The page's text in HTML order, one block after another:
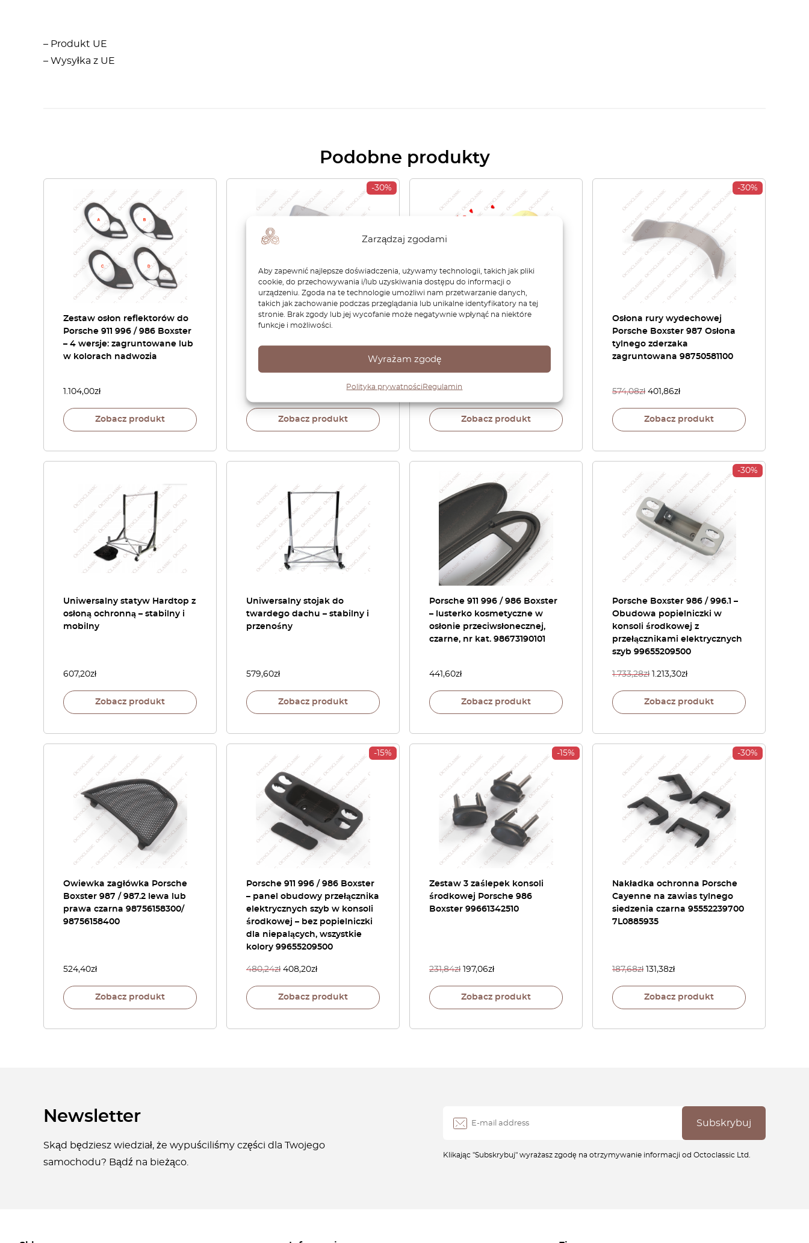
Zarządzaj zgodami
Aby zapewnić najlepsze doświadczenia, używamy technologii, takich jak pliki
cookie, do przechowywania i/lub uzyskiwania dostępu do informacji o
urządzeniu. Zgoda na te technologie umożliwi nam przetwarzanie danych,
takich jak zachowanie podczas przeglądania lub unikalne identyfikatory na tej
stronie. Brak zgody lub jej wycofanie może negatywnie wpłynąć na niektóre
funkcje i możliwości.
Wyrażam zgodę
Polityka prywatności Regulamin
– Produkt UE
– Wysyłka z UE
Podobne produkty
Zestaw osłon reflektorów do
Porsche 911 996 / 986 Boxster
– 4 wersje: zagruntowane lub
w kolorach nadwozia
1.104,00zł
Zobacz produkt
-30%
Porsche 987 Boxster /
Cayman Tylna listwa zderzaka
tablicy rejestracyjnej
L98750562500 / 98750562600
Zobacz produkt
Porsche 911 996 / 986 Boxster
podłokietnika Czarny /
Beżowy / Twój kolor
960,48zł
Zobacz produkt
-30%
Osłona rury wydechowej
Porsche Boxster 987 Osłona
tylnego zderzaka
zagruntowana 98750581100
574,08zł 401,86zł
Zobacz produkt
Uniwersalny statyw Hardtop z
osłoną ochronną – stabilny i
mobilny
607,20zł
Zobacz produkt
Uniwersalny stojak do
twardego dachu – stabilny i
przenośny
579,60zł
Zobacz produkt
Porsche 911 996 / 986 Boxster
– lusterko kosmetyczne w
osłonie przeciwsłonecznej,
czarne, nr kat. 98673190101
441,60zł
Zobacz produkt
-30%
Porsche Boxster 986 / 996.1 –
Obudowa popielniczki w
konsoli środkowej z
przełącznikami elektrycznych
szyb 99655209500
1.733,28zł 1.213,30zł
Zobacz produkt
Owiewka zagłówka Porsche
Boxster 987 / 987.2 lewa lub
prawa czarna 98756158300/
98756158400
524,40zł
Zobacz produkt
-15%
Porsche 911 996 / 986 Boxster
– panel obudowy przełącznika
elektrycznych szyb w konsoli
środkowej – bez popielniczki
dla niepalących, wszystkie
kolory 99655209500
480,24zł 408,20zł
Zobacz produkt
-15%
Zestaw 3 zaślepek konsoli
środkowej Porsche 986
Boxster 99661342510
231,84zł 197,06zł
Zobacz produkt
-30%
Nakładka ochronna Porsche
Cayenne na zawias tylnego
siedzenia czarna 95552239700
7L0885935
187,68zł 131,38zł
Zobacz produkt
Newsletter
Skąd będziesz wiedział, że wypuściliśmy części dla Twojego
samochodu? Bądź na bieżąco.
Klikając "Subskrybuj" wyrażasz zgodę na otrzymywanie informacji od Octoclassic Ltd.